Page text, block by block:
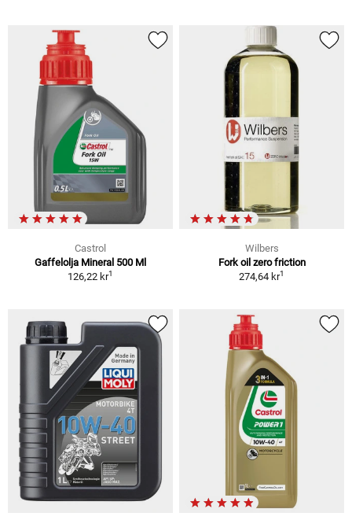
Castrol
Gaffelolja Mineral 500 Ml
126,22 kr1
Wilbers
Fork oil zero friction
274,64 kr1